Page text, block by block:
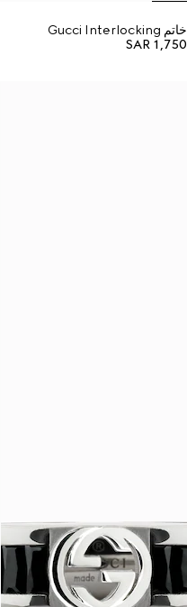
خاتم Gucci Interlocking
SAR 1,750